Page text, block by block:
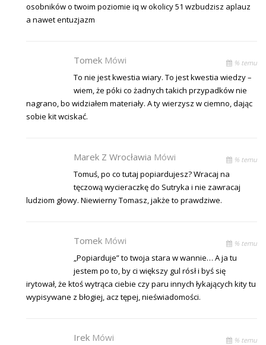
osobników o twoim poziomie iq w okolicy 51 wzbudzisz aplauz
a nawet entuzjazm
Tomek Mówi % temu
To nie jest kwestia wiary. To jest kwestia wiedzy –
wiem, że póki co żadnych takich przypadków nie
nagrano, bo widziałem materiały. A ty wierzysz w ciemno, dając
sobie kit wciskać.
Marek Z Wrocławia Mówi % temu
Tomuś, po co tutaj popiardujesz? Wracaj na
tęczową wycieraczkę do Sutryka i nie zawracaj
ludziom głowy. Niewierny Tomasz, jakże to prawdziwe.
Tomek Mówi % temu
„Popiarduje” to twoja stara w wannie… A ja tu
jestem po to, by ci większy gul rósł i byś się
irytował, że ktoś wytrąca ciebie czy paru innych łykających kity tu
wypisywane z błogiej, acz tępej, nieświadomości.
Irek Mówi % temu